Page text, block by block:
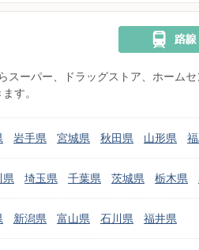
スーパー、ドラッグストア、ホーム
す。
岩手県 宮城県 秋田県 山形県
県 埼玉県 千葉県 茨城県 栃木県
新潟県 富山県 石川県 福井県